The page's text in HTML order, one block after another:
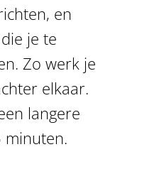
en
je te
Zo werk je
elkaar.
langere
minuten.